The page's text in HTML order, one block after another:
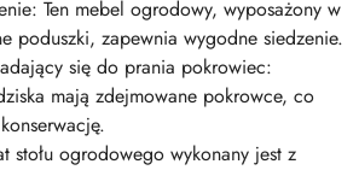
Ten mebel ogrodowy, wyposażony w
poduszki, zapewnia wygodne siedzenie.
się do prania pokrowiec:
mają zdejmowane pokrowce, co
stołu ogrodowego wykonany jest z